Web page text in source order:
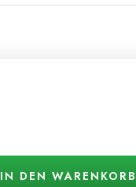
IN DEN WARENKORB